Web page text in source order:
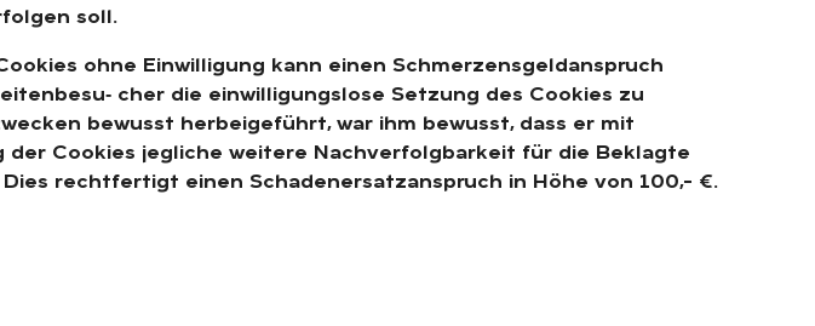
soll.
ohne Einwilligung kann einen Schmerzensgeldanspruch
cher die einwilligungslose Setzung des Cookies zu
bewusst herbeigeführt, war ihm bewusst, dass er mit
der Cookies jegliche weitere Nachverfolgbarkeit für die Beklagte
Dies rechtfertigt einen Schadenersatzanspruch in Höhe von 100,– €.